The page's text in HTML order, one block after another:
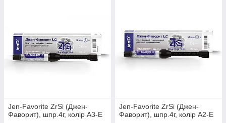
Jen-Favorite ZrSi (Джен-
Фаворит), шпр.4г, колір А3-E
Jen-Favorite ZrSi (Джен-
Фаворит), шпр.4г, колір А2-Е